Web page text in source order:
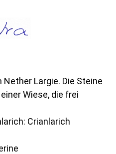
Largie. Die Steine
Wiese, die frei
Crianlarich